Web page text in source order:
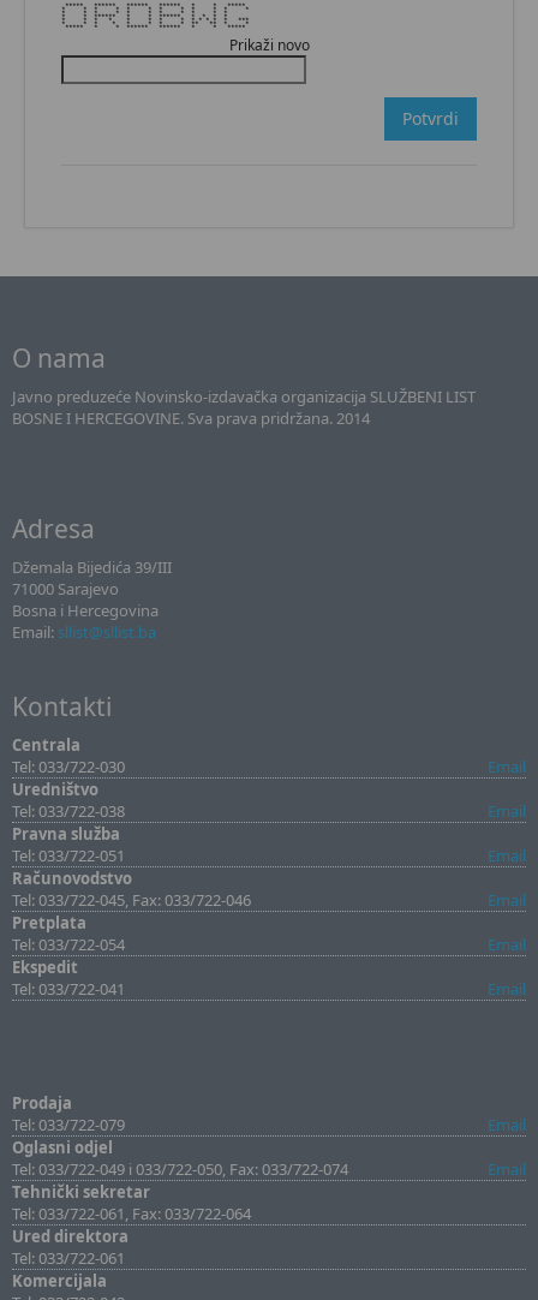
***** ****** ****** ****** * * *****
* * * * * * * * * * * *
* * * * * * * * * * *
* * ****** * * ****** * * * *
* * * * * * * * * * * * * ***
* * * * * * * * ** ** * *
***** * * ****** ****** * * *****
Prikaži novo
Potvrdi
O nama
Javno preduzeće Novinsko-izdavačka organizacija SLUŽBENI LIST
BOSNE I HERCEGOVINE. Sva prava pridržana. 2014
Adresa
Džemala Bijedića 39/III
71000 Sarajevo
Bosna i Hercegovina
Email: sllist@sllist.ba
Kontakti
Centrala
Tel: 033/722-030
Email
Uredništvo
Tel: 033/722-038
Email
Pravna služba
Tel: 033/722-051
Email
Računovodstvo
Tel: 033/722-045, Fax: 033/722-046
Email
Pretplata
Tel: 033/722-054
Email
Ekspedit
Tel: 033/722-041
Email
Prodaja
Tel: 033/722-079
Email
Oglasni odjel
Tel: 033/722-049 i 033/722-050, Fax: 033/722-074
Email
Tehnički sekretar
Tel: 033/722-061, Fax: 033/722-064
Ured direktora
Tel: 033/722-061
Komercijala